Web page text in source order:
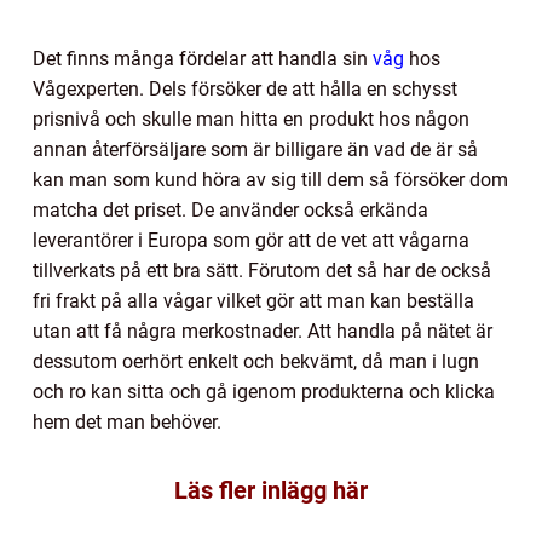
Det finns många fördelar att handla sin våg hos
Vågexperten. Dels försöker de att hålla en schysst
prisnivå och skulle man hitta en produkt hos någon
annan återförsäljare som är billigare än vad de är så
kan man som kund höra av sig till dem så försöker dom
matcha det priset. De använder också erkända
leverantörer i Europa som gör att de vet att vågarna
tillverkats på ett bra sätt. Förutom det så har de också
fri frakt på alla vågar vilket gör att man kan beställa
utan att få några merkostnader. Att handla på nätet är
dessutom oerhört enkelt och bekvämt, då man i lugn
och ro kan sitta och gå igenom produkterna och klicka
hem det man behöver.
Läs fler inlägg här